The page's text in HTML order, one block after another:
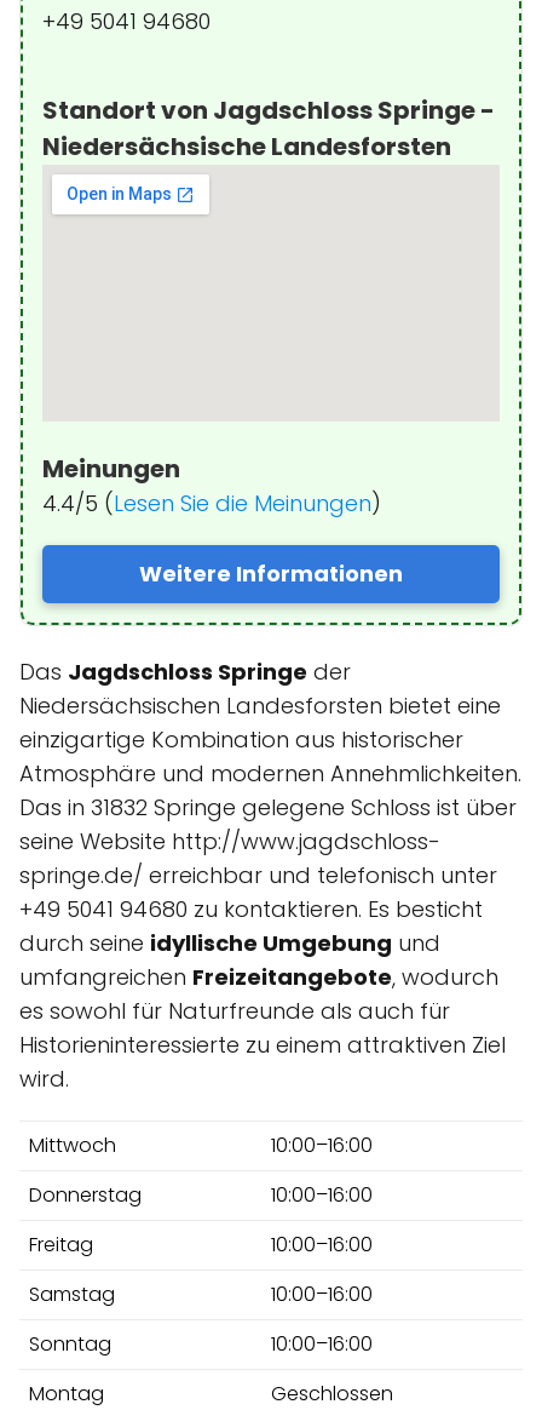
+49 5041 94680
Standort von Jagdschloss Springe -
Niedersächsische Landesforsten
Meinungen
4.4/5 (Lesen Sie die Meinungen)
Weitere Informationen
Das Jagdschloss Springe der
Niedersächsischen Landesforsten bietet eine
einzigartige Kombination aus historischer
Atmosphäre und modernen Annehmlichkeiten.
Das in 31832 Springe gelegene Schloss ist über
seine Website http://www.jagdschloss-
springe.de/ erreichbar und telefonisch unter
+49 5041 94680 zu kontaktieren. Es besticht
durch seine idyllische Umgebung und
umfangreichen Freizeitangebote, wodurch
es sowohl für Naturfreunde als auch für
Historieninteressierte zu einem attraktiven Ziel
wird.
Mittwoch
10:00–16:00
Donnerstag
10:00–16:00
Freitag
10:00–16:00
Samstag
10:00–16:00
Sonntag
10:00–16:00
Montag
Geschlossen